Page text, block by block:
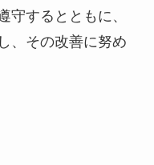
守するとともに、
、その改善に努め